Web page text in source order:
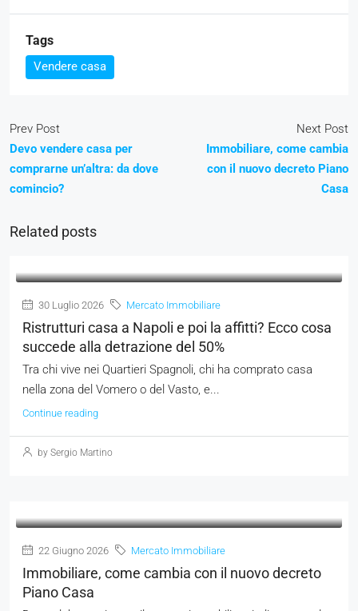
Tags
Vendere casa
Prev Post
Devo vendere casa per
comprarne un’altra: da dove
comincio?
Next Post
Immobiliare, come cambia
con il nuovo decreto Piano
Casa
Related posts
30 Luglio 2026 Mercato Immobiliare
Ristrutturi casa a Napoli e poi la affitti? Ecco cosa
succede alla detrazione del 50%
Tra chi vive nei Quartieri Spagnoli, chi ha comprato casa
nella zona del Vomero o del Vasto, e...
Continue reading
by Sergio Martino
22 Giugno 2026 Mercato Immobiliare
Immobiliare, come cambia con il nuovo decreto
Piano Casa